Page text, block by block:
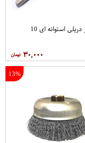
استوانه ای 10
۳۰,۰۰۰
13%